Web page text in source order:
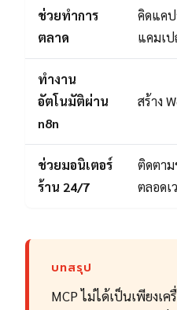
ช่วยทำการ
ตลาด
คิดแค
แคมเ
ทำงาน
อัตโนมัติผ่าน
n8n
สร้าง
ช่วยมอนิเตอร์
ร้าน 24/7
ติดตา
ตลอดเ
บทสรุป
MCP ไม่ได้เป็นเพียงเ